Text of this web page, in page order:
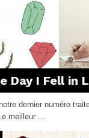
Day I Fell in
dernier numéro
meilleur ...